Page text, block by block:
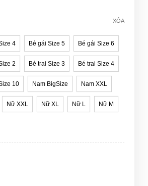
4 Bé gái Size 5 Bé gái Size 6
2 Bé trai Size 3 Bé trai Size 4
10 Nam BigSize Nam XXL
Nữ XXL Nữ XL Nữ L Nữ M
XÓA